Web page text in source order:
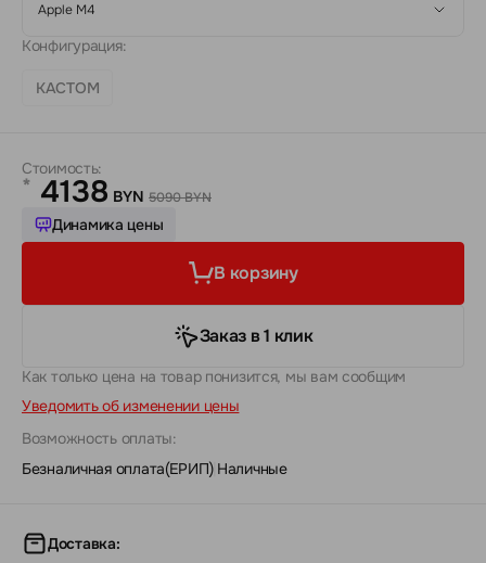
Apple M4
Конфигурация:
КАСТОМ
Стоимость:
* 4138 BYN 5090 BYN
Динамика цены
В корзину
Заказ в 1 клик
Как только цена на товар понизится, мы вам сообщим
Уведомить об изменении цены
Возможность оплаты:
Безналичная оплата(ЕРИП)| Наличные
Доставка: